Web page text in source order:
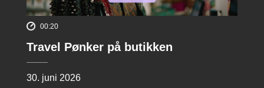
00:20
Travel Pønker på butikken
30. juni 2026